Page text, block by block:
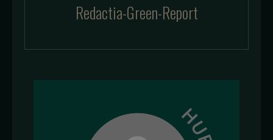
Redactia-Green-Report